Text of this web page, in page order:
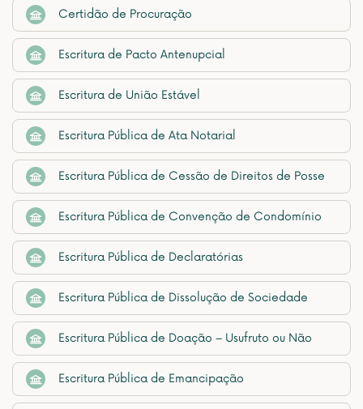
Certidão de Procuração
Escritura de Pacto Antenupcial
Escritura de União Estável
Escritura Pública de Ata Notarial
Escritura Pública de Cessão de Direitos de Posse
Escritura Pública de Convenção de Condomínio
Escritura Pública de Declaratórias
Escritura Pública de Dissolução de Sociedade
Escritura Pública de Doação – Usufruto ou Não
Escritura Pública de Emancipação